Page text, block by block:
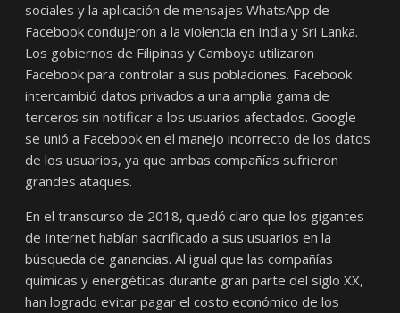
sociales y la aplicación de mensajes WhatsApp de
Facebook condujeron a la violencia en India y Sri Lanka.
Los gobiernos de Filipinas y Camboya utilizaron
Facebook para controlar a sus poblaciones. Facebook
intercambió datos privados a una amplia gama de
terceros sin notificar a los usuarios afectados. Google
se unió a Facebook en el manejo incorrecto de los datos
de los usuarios, ya que ambas compañías sufrieron
grandes ataques.
En el transcurso de 2018, quedó claro que los gigantes
de Internet habían sacrificado a sus usuarios en la
búsqueda de ganancias. Al igual que las compañías
químicas y energéticas durante gran parte del siglo XX,
han logrado evitar pagar el costo económico de los